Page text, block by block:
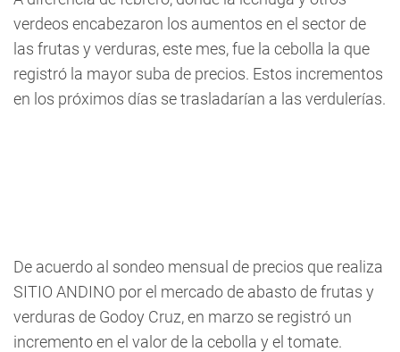
verdeos encabezaron los aumentos en el sector de
las frutas y verduras, este mes, fue la cebolla la que
registró la mayor suba de precios. Estos incrementos
en los próximos días se trasladarían a las verdulerías.
De acuerdo al sondeo mensual de precios que realiza
SITIO ANDINO por el mercado de abasto de frutas y
verduras de Godoy Cruz, en marzo se registró un
incremento en el valor de la cebolla y el tomate.